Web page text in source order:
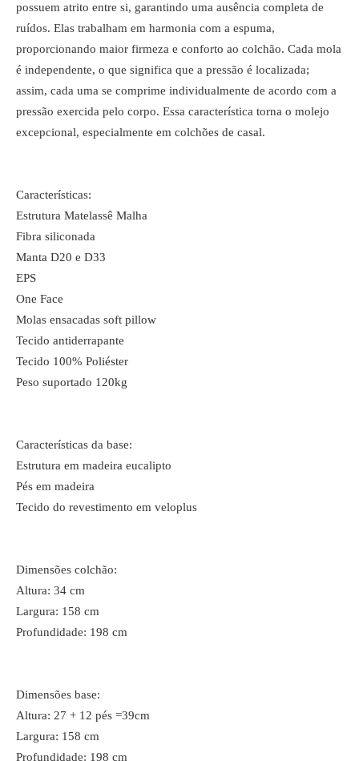
possuem atrito entre si, garantindo uma ausência completa de
ruídos. Elas trabalham em harmonia com a espuma,
proporcionando maior firmeza e conforto ao colchão. Cada mola
é independente, o que significa que a pressão é localizada;
assim, cada uma se comprime individualmente de acordo com a
pressão exercida pelo corpo. Essa característica torna o molejo
excepcional, especialmente em colchões de casal.
Características:
Estrutura Matelassê Malha
Fibra siliconada
Manta D20 e D33
EPS
One Face
Molas ensacadas soft pillow
Tecido antiderrapante
Tecido 100% Poliéster
Peso suportado 120kg
Características da base:
Estrutura em madeira eucalipto
Pés em madeira
Tecido do revestimento em veloplus
Dimensões colchão:
Altura: 34 cm
Largura: 158 cm
Profundidade: 198 cm
Dimensões base:
Altura: 27 + 12 pés =39cm
Largura: 158 cm
Profundidade: 198 cm